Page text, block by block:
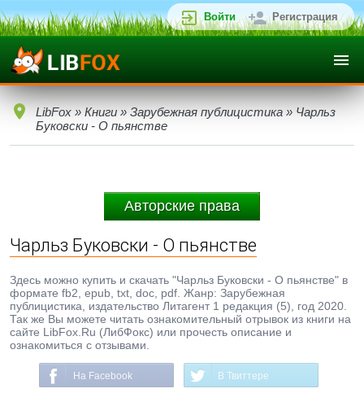
Войти Регистрация
LibFox » Книги » Зарубежная публицистика » Чарльз
Буковски - О пьянстве
Авторские права
Чарльз Буковски - О пьянстве
Здесь можно купить и скачать "Чарльз Буковски - О пьянстве" в
формате fb2, epub, txt, doc, pdf. Жанр: Зарубежная
публицистика, издательство Литагент 1 редакция (5), год 2020.
Так же Вы можете читать ознакомительный отрывок из книги на
сайте LibFox.Ru (ЛибФокс) или прочесть описание и
ознакомиться с отзывами.
На Facebook В Твиттере